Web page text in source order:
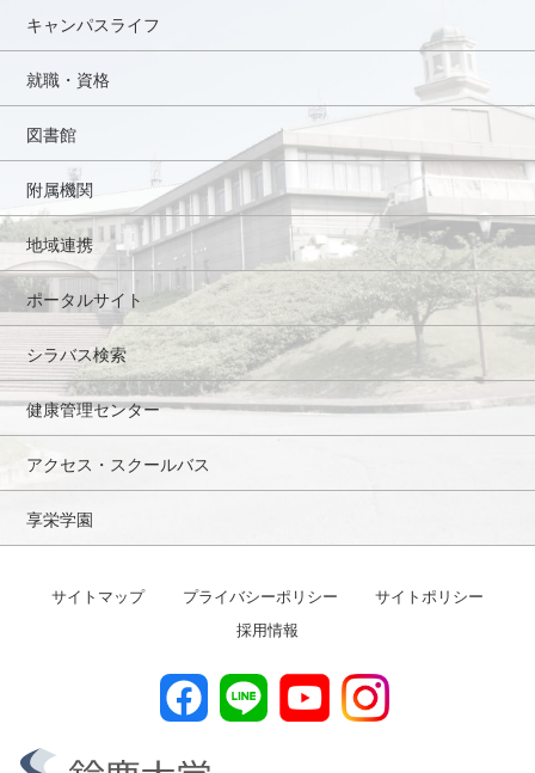
キャンパスライフ
就職・資格
図書館
附属機関
地域連携
ポータルサイト
シラバス検索
健康管理センター
アクセス・スクールバス
享栄学園
サイトマップ プライバシーポリシー
サイトポリシー
採用情報